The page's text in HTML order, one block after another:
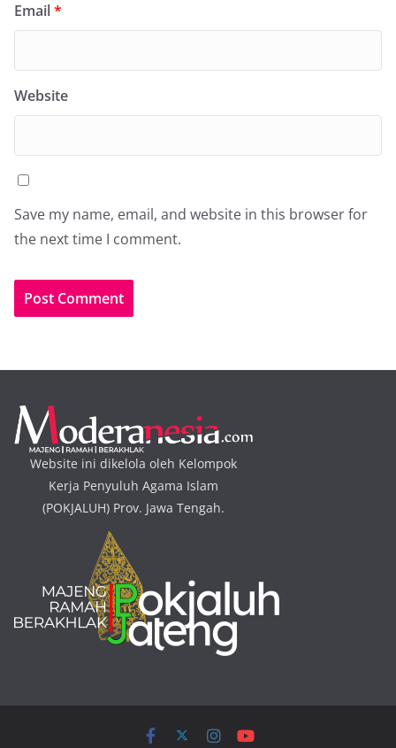
Email*
Website
Save my name, email, and website in this browser for
the next time I comment.
Website ini dikelola oleh Kelompok
Kerja Penyuluh Agama Islam
(POKJALUH) Prov. Jawa Tengah.